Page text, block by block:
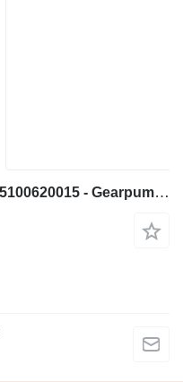
Terex Schaeff SKL844/TL100- 5100620015 - Gearpump/Zahnradpumpe zupčasta pumpa za prednjeg utovarivača